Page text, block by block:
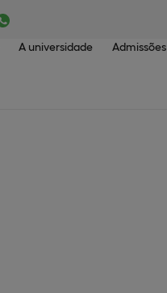
A universidade Admissões